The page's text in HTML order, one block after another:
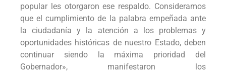
popular les otorgaron ese respaldo. Consideramos
que el cumplimiento de la palabra empeñada ante
la ciudadanía y la atención a los problemas y
oportunidades históricas de nuestro Estado, deben
continuar siendo la máxima prioridad del
Gobernador», manifestaron los